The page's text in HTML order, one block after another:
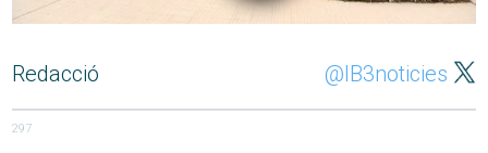
Redacció @IB3noticies
297